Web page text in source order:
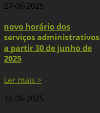
27-06-2025
novo horário dos
serviços administrativos
a partir 30 de junho de
2025
Ler mais >
16-06-2025